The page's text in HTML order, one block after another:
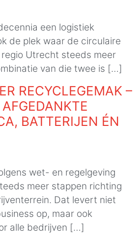
een logistiek
de plek waar de circulaire
Utrecht steeds meer
van die twee is […]
RECYCLEGEMAK –
BATTERIJEN ÉN
wet- en regelgeving
meer stappen richting
Dat levert niet
op, maar ook
alle bedrijven […]